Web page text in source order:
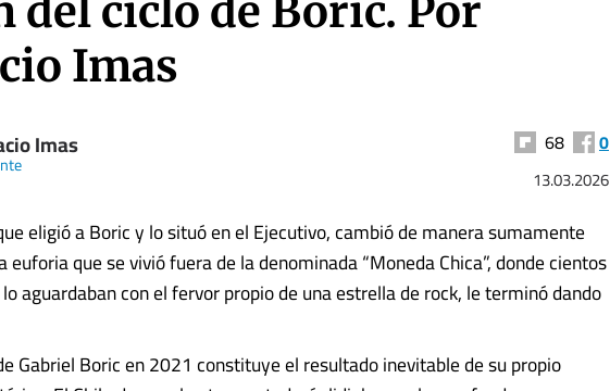
del ciclo de Boric. Por
Imas
Imas 68 0
13.03.2026
eligió a Boric y lo situó en el Ejecutivo, cambió de manera sumamente
euforia que se vivió fuera de la denominada “Moneda Chica”, donde cientos
aguardaban con el fervor propio de una estrella de rock, le terminó dando
Gabriel Boric en 2021 constituye el resultado inevitable de su propio